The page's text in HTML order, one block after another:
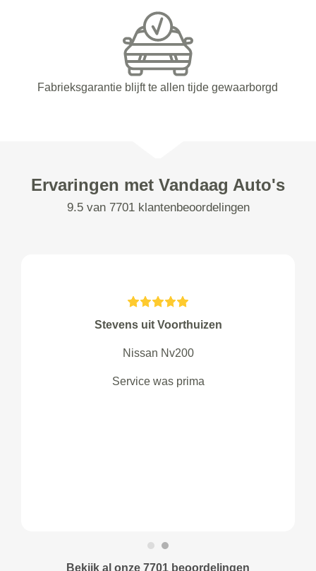
Fabrieksgarantie blijft te allen tijde gewaarborgd
Ervaringen met Vandaag Auto's
9.5 van 7701 klantenbeoordelingen
Stevens uit Voorthuizen
Nissan Nv200
Service was prima
Bekijk al onze 7701 beoordelingen